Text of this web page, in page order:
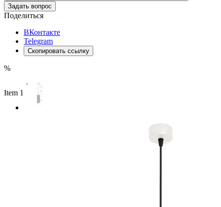
Задать вопрос
Поделиться
ВКонтакте
Telegram
Скопировать ссылку
%
Item 1 of 6